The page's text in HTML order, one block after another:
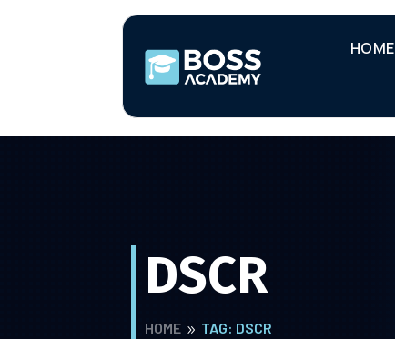
HOME
DSCR
HOME 9 TAG: DSCR